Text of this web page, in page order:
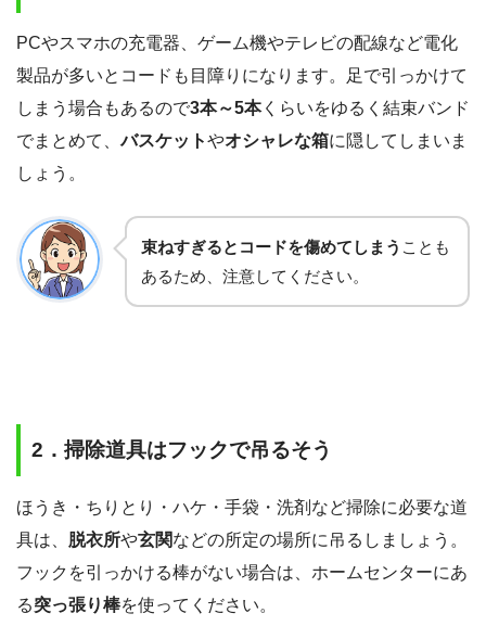
PCやスマホの充電器、ゲーム機やテレビの配線など電化
製品が多いとコードも目障りになります。足で引っかけて
しまう場合もあるので3本～5本くらいをゆるく結束バンド
でまとめて、バスケットやオシャレな箱に隠してしまいま
しょう。
束ねすぎるとコードを傷めてしまう ことも
あるため、注意してください。
2．掃除道具はフックで吊るそう
ほうき・ちりとり・ハケ・手袋・洗剤など掃除に必要な道
具は、 脱衣所や玄関などの所定の場所に吊るしましょう。
フックを引っかける棒がない場合は、ホームセンターにあ
る突っ張り棒を使ってください。